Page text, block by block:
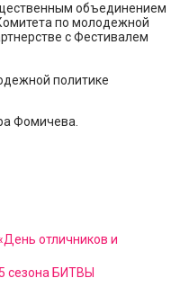
объединением
по молодежной
с Фестивалем
политике
Фомичева.
отличников и
сезона БИТВЫ